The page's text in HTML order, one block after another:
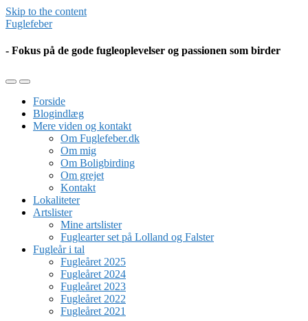
Skip to the content
Fuglefeber
- Fokus på de gode fugleoplevelser og passionen som birder
Toggle
mobile
menu
Toggle
the
search
field
Forside
Blogindlæg
Mere viden og kontakt
Om Fuglefeber.dk
Om mig
Om Boligbirding
Om grejet
Kontakt
Lokaliteter
Artslister
Mine artslister
Fuglearter set på Lolland og Falster
Fugleår i tal
Fugleåret 2025
Fugleåret 2024
Fugleåret 2023
Fugleåret 2022
Fugleåret 2021